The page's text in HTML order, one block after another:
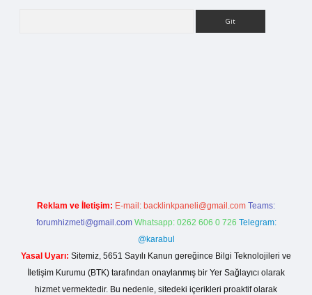
Reklam ve İletişim: E-mail: backlinkpaneli@gmail.com Teams:
forumhizmeti@gmail.com Whatsapp: 0262 606 0 726 Telegram:
@karabul
Yasal Uyarı: Sitemiz, 5651 Sayılı Kanun gereğince Bilgi Teknolojileri ve
İletişim Kurumu (BTK) tarafından onaylanmış bir Yer Sağlayıcı olarak
hizmet vermektedir. Bu nedenle, sitedeki içerikleri proaktif olarak